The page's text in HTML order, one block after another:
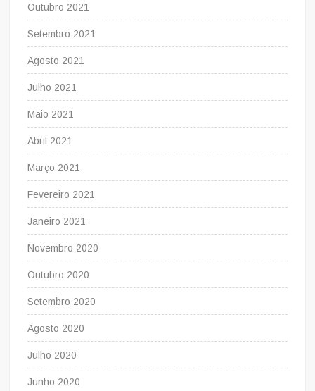
Outubro 2021
Setembro 2021
Agosto 2021
Julho 2021
Maio 2021
Abril 2021
Março 2021
Fevereiro 2021
Janeiro 2021
Novembro 2020
Outubro 2020
Setembro 2020
Agosto 2020
Julho 2020
Junho 2020